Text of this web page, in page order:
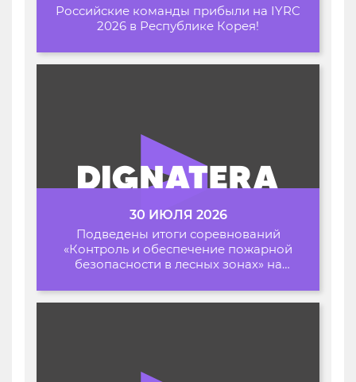
Российские команды прибыли на IYRC
2026 в Республике Корея!
30 ИЮЛЯ 2026
Подведены итоги соревнований
«Контроль и обеспечение пожарной
безопасности в лесных зонах» на